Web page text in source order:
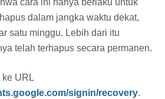
dalam jangka waktu dekat,
satu minggu. Lebih dari itu
telah terhapus secara permanen.
ke URL
signin/recovery.